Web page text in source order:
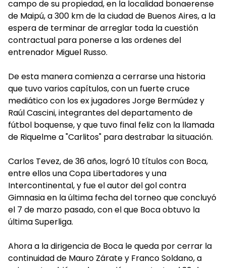
campo de su propiedad, en la localidad bonaerense
de Maipú, a 300 km de la ciudad de Buenos Aires, a la
espera de terminar de arreglar toda la cuestión
contractual para ponerse a las ordenes del
entrenador Miguel Russo.
De esta manera comienza a cerrarse una historia
que tuvo varios capítulos, con un fuerte cruce
mediático con los ex jugadores Jorge Bermúdez y
Raúl Cascini, integrantes del departamento de
fútbol boquense, y que tuvo final feliz con la llamada
de Riquelme a "Carlitos" para destrabar la situación.
Carlos Tevez, de 36 años, logró 10 títulos con Boca,
entre ellos una Copa Libertadores y una
Intercontinental, y fue el autor del gol contra
Gimnasia en la última fecha del torneo que concluyó
el 7 de marzo pasado, con el que Boca obtuvo la
última Superliga.
Ahora a la dirigencia de Boca le queda por cerrar la
continuidad de Mauro Zárate y Franco Soldano, a